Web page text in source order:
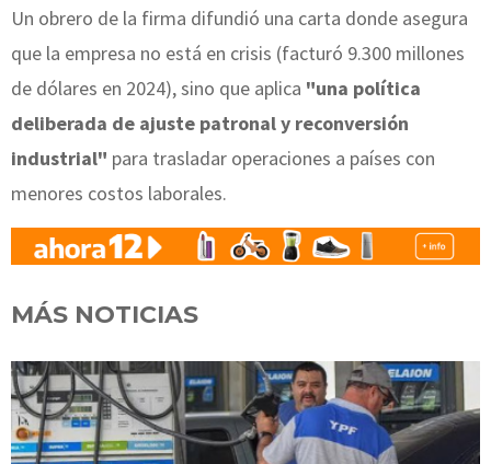
Un obrero de la firma difundió una carta donde asegura
que la empresa no está en crisis (facturó 9.300 millones
de dólares en 2024), sino que aplica "una política
deliberada de ajuste patronal y reconversión
industrial" para trasladar operaciones a países con
menores costos laborales.
MÁS NOTICIAS